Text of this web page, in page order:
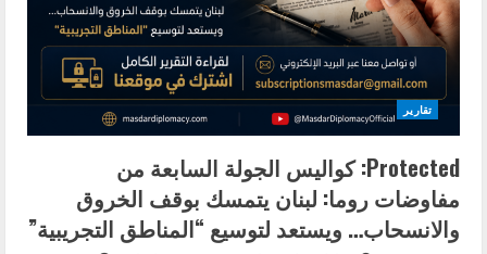
تقارير
Protected: كواليس الجولة السابعة من
مفاوضات روما: لبنان يتمسك بوقف الخروق
والانسحاب… ويستعد لتوسيع “المناطق التجريبية”